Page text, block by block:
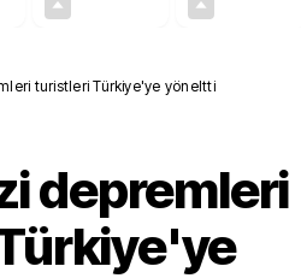
turistleri Türkiye'ye yöneltti
depremleri